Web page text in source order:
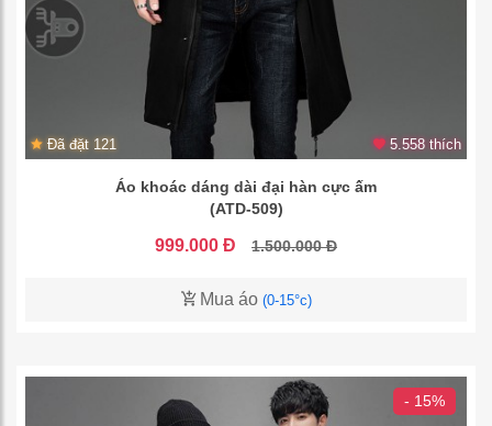
Đã đặt 121 5.558 thích
Áo khoác dáng dài đại hàn cực ấm
(ATD-509)
999.000 Đ 1.500.000 Đ
Mua áo (0-15°c)
- 15%